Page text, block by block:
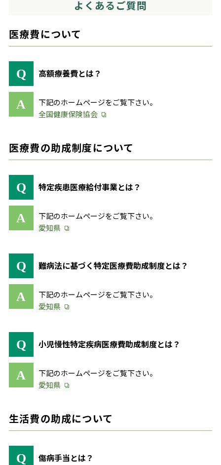
よくあるご質問
医療費について
高額療養費とは？
下記のホームページをご覧下さい。
全国健康保険協会
医療費の助成制度について
特定疾患医療給付事業とは？
下記のホームページをご覧下さい。
愛知県
難病法に基づく特定医療費助成制度とは？
下記のホームページをご覧下さい。
愛知県
小児慢性特定疾病医療費助成制度とは？
下記のホームページをご覧下さい。
愛知県
生活費の助成について
傷病手当とは？